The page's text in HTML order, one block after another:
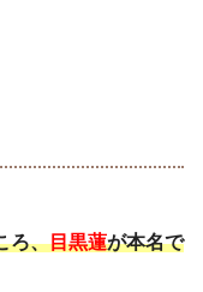
ろ、目黒蓮が本名で